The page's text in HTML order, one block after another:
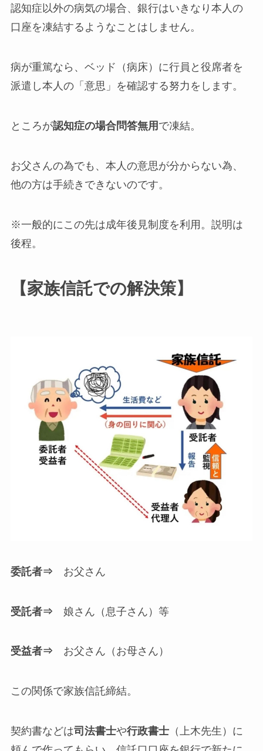
認知症以外の病気の場合、銀行はいきなり本人の
口座を凍結するようなことはしません。
病が重篤なら、ベッド（病床）に行員と役席者を
派遣し本人の「意思」を確認する努力をします。
ところが認知症の場合問答無用 で凍結。
お父さんの為でも、本人の意思が分からない為、
他の方は手続きできないのです。
※一般的にこの先は成年後見制度を利用。説明は
後程。
【家族信託での解決策】
委託者⇒ お父さん
受託者⇒ 娘さん（息子さん）等
受益者⇒ お父さん（お母さん）
この関係で家族信託締結。
契約書などは司法書士や行政書士（上木先生）に